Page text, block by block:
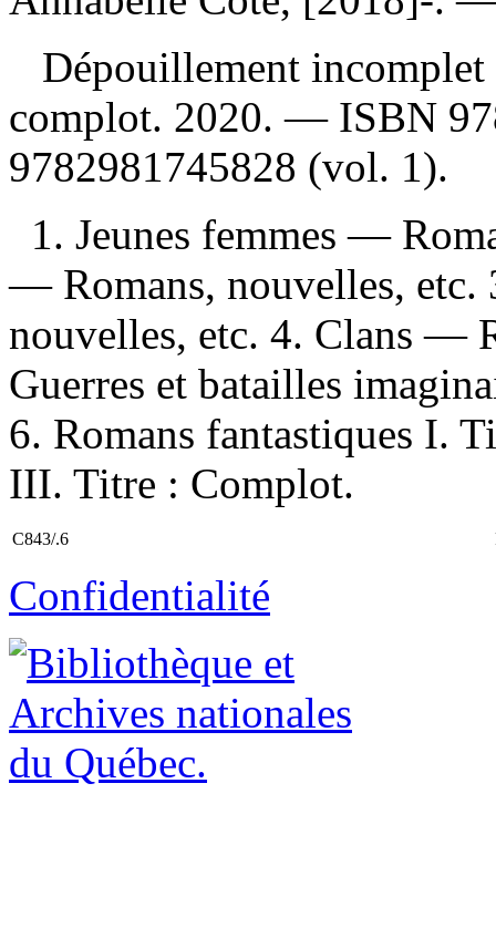
Dépouillement
complot. 2020. — ISBN
9782981745828 (vol. 1).
1. Jeunes femmes —
— Romans, nouvelles, etc.
nouvelles, etc. 4. Clans —
Guerres et batailles
6. Romans fantastiques I.
III. Titre : Complot.
C843/.6
Confidentialité